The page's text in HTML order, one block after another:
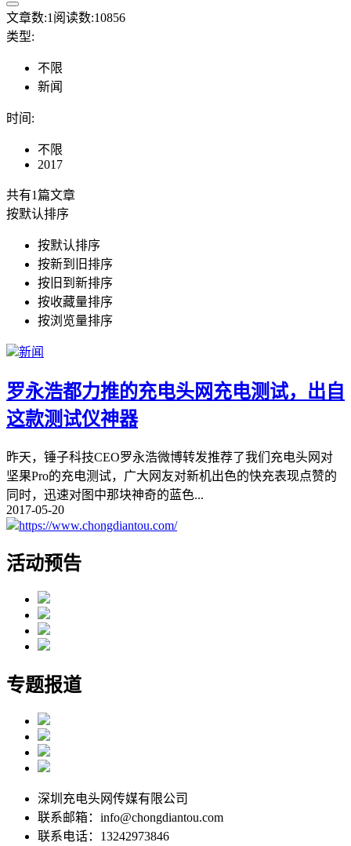
文章数:1 阅读数:10856
类型:
不限
新闻
时间 :
不限
2017
共有1篇文章
按默认排序
按默认排序
按新到旧排序
按旧到新排序
按收藏量排序
按浏览量排序
新闻
罗永浩都力推的充电头网充电测试，出自
这款测试仪神器
昨天，锤子科技CEO罗永浩微博转发推荐了我们充电头网对
坚果Pro的充电测试，广大网友对新机出色的快充表现点赞的
同时，迅速对图中那块神奇的蓝色...
2017-05-20
https://www.chongdiantou.com/
活动预告
专题报道
深圳充电头网传媒有限公司
联系邮箱：info@chongdiantou.com
联系电话：13242973846